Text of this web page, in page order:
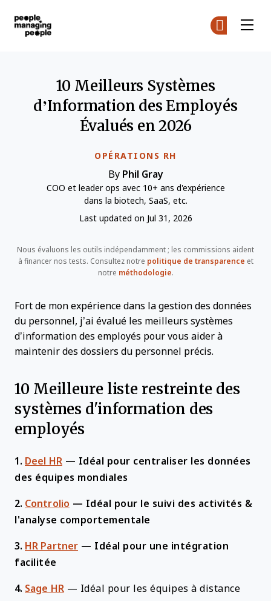
OPÉRATIONS RH
10 Meilleurs Systèmes
d’Information des Employés
Évalués en 2026
By Phil Gray
COO et leader ops avec 10+ ans d'expérience
dans la biotech, SaaS, etc.
Last updated on Jul 31, 2026
Nous évaluons les outils indépendamment ; les commissions aident
à financer nos tests. Consultez notre politique de transparence et
notre méthodologie.
Fort de mon expérience dans la gestion des données
du personnel, j’ai évalué les meilleurs systèmes
d’information des employés pour vous aider à
maintenir des dossiers du personnel précis.
10 Meilleure liste restreinte des
systèmes d'information des
employés
1. Deel HR — Idéal pour centraliser les données
des équipes mondiales
2. Controlio — Idéal pour le suivi des activités &
l'analyse comportementale
3. HR Partner — Idéal pour une intégration
facilitée
4. Sage HR — Idéal pour les équipes à distance